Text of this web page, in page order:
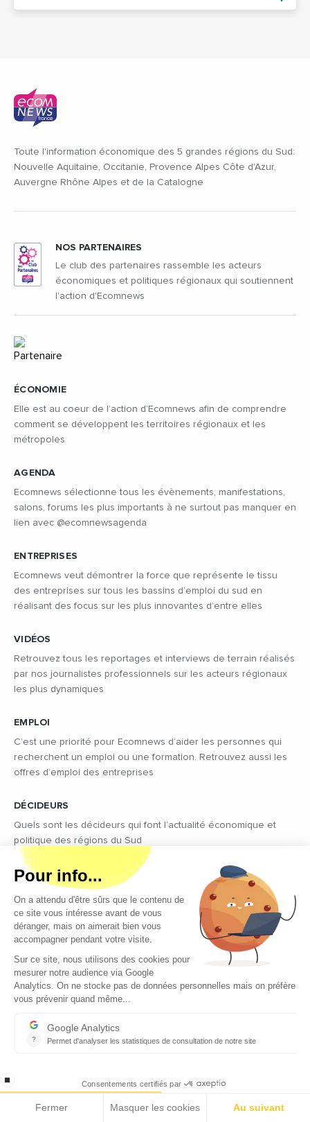
Toute l'information économique des 5 grandes régions du Sud:
Nouvelle Aquitaine, Occitanie, Provence Alpes Côte d'Azur,
Auvergne Rhône Alpes et de la Catalogne
ÉCONOMIE
Elle est au coeur de l’action d’Ecomnews afin de comprendre
comment se développent les territoires régionaux et les
métropoles
AGENDA
Ecomnews sélectionne tous les évènements, manifestations,
salons, forums les plus importants à ne surtout pas manquer en
lien avec @ecomnewsagenda
ENTREPRISES
Ecomnews veut démontrer la force que représente le tissu
des entreprises sur tous les bassins d’emploi du sud en
réalisant des focus sur les plus innovantes d’entre elles
VIDÉOS
Retrouvez tous les reportages et interviews de terrain réalisés
par nos journalistes professionnels sur les acteurs régionaux
les plus dynamiques
EMPLOI
C’est une priorité pour Ecomnews d’aider les personnes qui
recherchent un emploi ou une formation. Retrouvez aussi les
offres d’emploi des entreprises
DÉCIDEURS
Quels sont les décideurs qui font l’actualité économique et
politique des régions du Sud
NOS PARTENAIRES
Le club des partenaires rassemble les acteurs
économiques et politiques régionaux qui soutiennent
l'action d'Ecomnews
Copyright © 2026 - Tous droits réservés
Qui sommes-nous ?
Contact
Conditions générales d’utilisation